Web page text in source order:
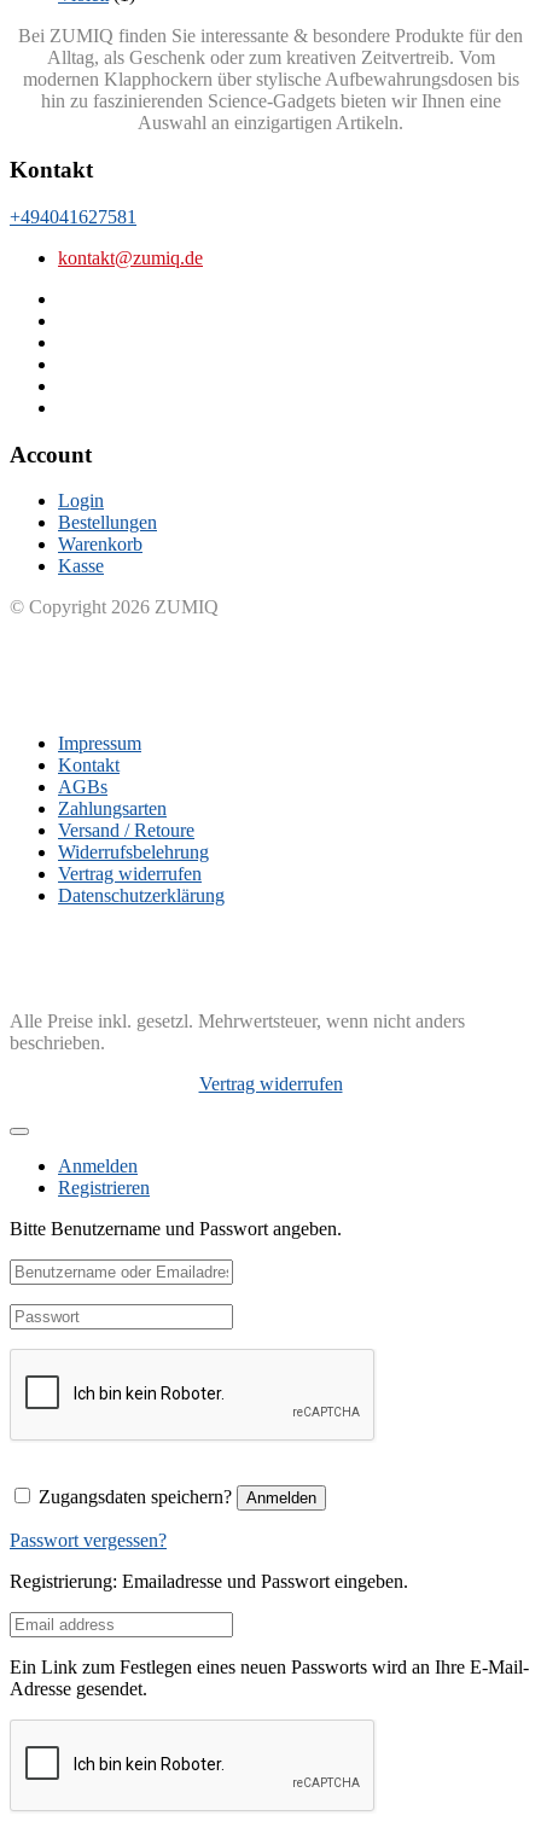
Bei ZUMIQ finden Sie interessante & besondere Produkte für den
Alltag, als Geschenk oder zum kreativen Zeitvertreib. Vom
modernen Klapphockern über stylische Aufbewahrungsdosen bis
hin zu faszinierenden Science-Gadgets bieten wir Ihnen eine
Auswahl an einzigartigen Artikeln.
Kontakt
+494041627581
kontakt@zumiq.de
Account
Login
Bestellungen
Warenkorb
Kasse
© Copyright 2026 ZUMIQ
Impressum
Kontakt
AGBs
Zahlungsarten
Versand / Retoure
Widerrufsbelehrung
Vertrag widerrufen
Datenschutzerklärung
Alle Preise inkl. gesetzl. Mehrwertsteuer, wenn nicht anders
beschrieben.
Vertrag widerrufen
Anmelden
Registrieren
Bitte Benutzername und Passwort angeben.
Zugangsdaten speichern? Anmelden
Passwort vergessen?
Registrierung: Emailadresse und Passwort eingeben.
Ein Link zum Festlegen eines neuen Passworts wird an Ihre E-Mail-
Adresse gesendet.